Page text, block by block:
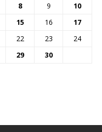
8 9
10
15 16
17
22 23
24
29 30